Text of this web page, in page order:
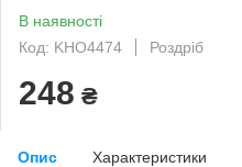
В наявності
Код: KHO4474
Роздріб
248 ₴
Опис Характеристики